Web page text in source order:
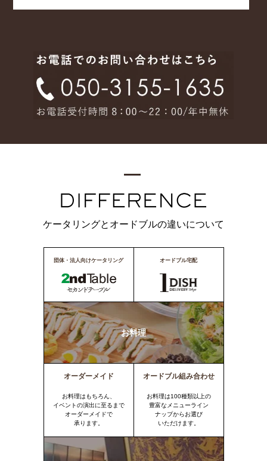
ケータリングとオードブルの違いについて
団体・法人向けケータリング オードブル宅配
お料理
オーダーメイド
お料理はもちろん、
イベントの演出に至るまで
オーダーメイドで
承ります。
オードブル組み合わせ
お料理は100種類以上の
豊富なメニューライン
ナップからお選び
いただけます。